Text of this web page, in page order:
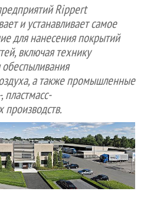
Rippert
и устанавливает самое
для нанесения покрытий
включая технику
обеспыливания
а также промышленные
пластмасс-